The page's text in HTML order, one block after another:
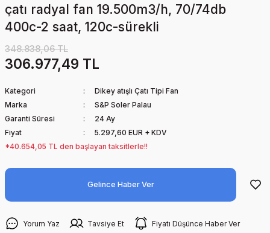
çatı radyal fan 19.500m3/h, 70/74db
400c-2 saat, 120c-sürekli
348.838,06 TL
306.977,49 TL
Kategori
Dikey atışlı Çatı Tipi Fan
Marka
S&P Soler Palau
Garanti Süresi
24 Ay
Fiyat
5.297,60 EUR + KDV
*40.654,05 TL den başlayan taksitlerle!!
Gelince Haber Ver
Yorum Yaz Tavsiye Et Fiyatı Düşünce Haber Ver